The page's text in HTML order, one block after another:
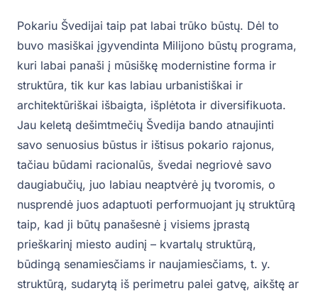
Pokariu Švedijai taip pat labai trūko būstų. Dėl to
buvo masiškai įgyvendinta Milijono būstų programa,
kuri labai panaši į mūsiškę modernistine forma ir
struktūra, tik kur kas labiau urbanistiškai ir
architektūriškai išbaigta, išplėtota ir diversifikuota.
Jau keletą dešimtmečių Švedija bando atnaujinti
savo senuosius būstus ir ištisus pokario rajonus,
tačiau būdami racionalūs, švedai negriovė savo
daugiabučių, juo labiau neaptvėrė jų tvoromis, o
nusprendė juos adaptuoti performuojant jų struktūrą
taip, kad ji būtų panašesnė į visiems įprastą
prieškarinį miesto audinį – kvartalų struktūrą,
būdingą senamiesčiams ir naujamiesčiams, t. y.
struktūrą, sudarytą iš perimetru palei gatvę, aikštę ar